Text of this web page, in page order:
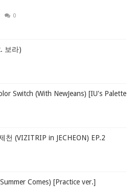
0
보라)
Switch (With NewJeans) [IU's Palette
천 (VIZITRIP in JECHEON) EP.2
Comes) [Practice ver.]